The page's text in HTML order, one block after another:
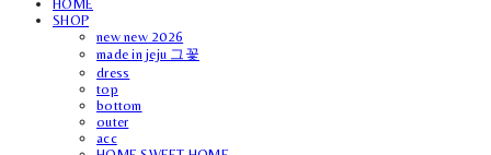
HOME
SHOP
new new 2026
made in jeju 그꽃
dress
top
bottom
outer
acc